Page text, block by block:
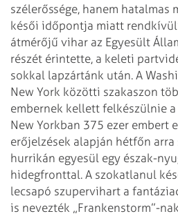
szélerőssége, hanem hatalmas
késői időpontja miatt
átmérőjű vihar az Egyesült
részét érintette, a keleti
sokkal lapzártánk után. A
New York közötti szakaszon
embernek kellett felkészülnie a
New Yorkban 375 ezer embert
erőjelzések alapján hétfőn
hurrikán egyesül egy észak-
hidegfronttal. A szokatlanul
lecsapó szupervihart a
is nevezték „Frankenstorm”-